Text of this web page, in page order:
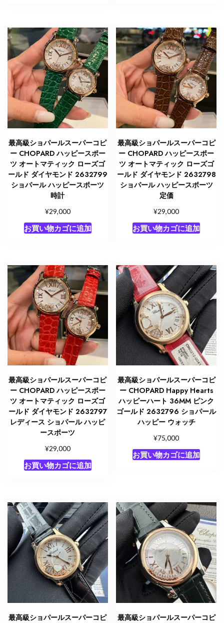
最高級ショパールスーパーコピ
ー CHOPARD ハッピースポー
ツ オートマティック ローズゴ
ールド ダイヤモンド 2632799
ショパール ハッピースポーツ
時計
¥29,000
お買い物カゴに追加
最高級ショパールスーパーコピ
ー CHOPARD ハッピースポー
ツ オートマティック ローズゴ
ールド ダイヤモンド 2632798
ショパール ハッピースポーツ
定価
¥29,000
お買い物カゴに追加
最高級ショパールスーパーコピ
ー CHOPARD ハッピースポー
ツ オートマティック ローズゴ
ールド ダイヤモンド 2632797
レディース ショパール ハッピ
ースポーツ
¥29,000
お買い物カゴに追加
最高級ショパールスーパーコピ
ー CHOPARD Happy Hearts
ハッピーハート 36MM ピンク
ゴールド 2632796 ショパール
ハッピー ウォッチ
¥75,000
お買い物カゴに追加
最高級ショパールスーパーコピ
最高級ショパールスーパーコピ